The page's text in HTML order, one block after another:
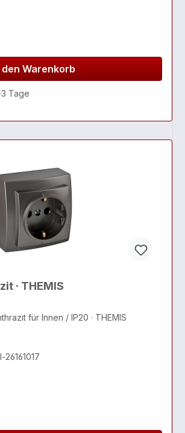
den Warenkorb
Tage
· THEMIS
für Innen / IP20 · THEMIS
26161017